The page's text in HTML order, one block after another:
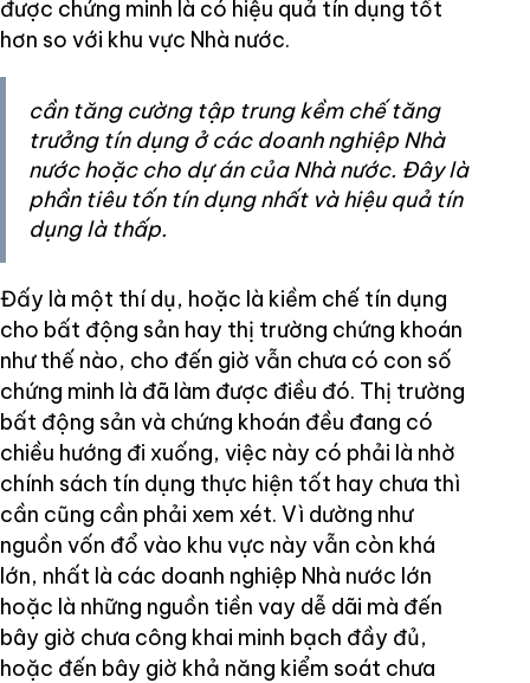
được chứng minh là có hiệu quả tín dụng tốt
hơn so với khu vực Nhà nước.
cần tăng cường tập trung kềm chế tăng
trưởng tín dụng ở các doanh nghiệp Nhà
nước hoặc cho dự án của Nhà nước. Đây là
phần tiêu tốn tín dụng nhất và hiệu quả tín
dụng là thấp.
Đấy là một thí dụ, hoặc là kiềm chế tín dụng
cho bất động sản hay thị trường chứng khoán
như thế nào, cho đến giờ vẫn chưa có con số
chứng minh là đã làm được điều đó. Thị trường
bất động sản và chứng khoán đều đang có
chiều hướng đi xuống, việc này có phải là nhờ
chính sách tín dụng thực hiện tốt hay chưa thì
cần cũng cần phải xem xét. Vì dường như
nguồn vốn đổ vào khu vực này vẫn còn khá
lớn, nhất là các doanh nghiệp Nhà nước lớn
hoặc là những nguồn tiền vay dễ dãi mà đến
bây giờ chưa công khai minh bạch đầy đủ,
hoặc đến bây giờ khả năng kiểm soát chưa